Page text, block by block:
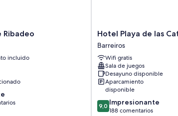
Ribadeo
incluido
Hotel
Playa
de
las
Catedrales
Barreiros
Hotel Playa de las
Barreiros
Wifi gratis
Sala de juegos
Desayuno disponible
Aparcamiento
disponible
9.0
sobre
9,0 Impresionante
188 comentarios